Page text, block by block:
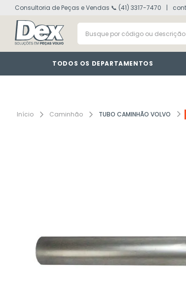
Consultoria de Peças e Vendas 📞 (41) 3317-7470
Busque por código ou descrição
TODOS OS DEPARTAMENTOS
Caminhão TUBO CAMINHÃO VOLVO
1º volvo fh
3º vm
4º farol
5º defletor
7 interruptor